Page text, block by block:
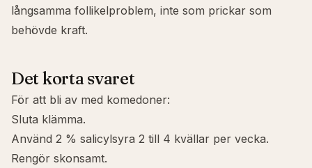
långsamma follikelproblem, inte som prickar som
behövde kraft.
Det korta svaret
För att bli av med komedoner:
Sluta klämma.
Använd 2 % salicylsyra 2 till 4 kvällar per vecka.
Rengör skonsamt.